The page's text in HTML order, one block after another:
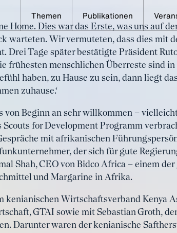
Themen Publikationen
–
Home. Dies war das Erste, was uns auf
warteten. Wir vermuteten, dass dies mit
Drei Tage später bestätigte Präsident
frühesten menschlichen Überreste sind
haben, zu Hause zu sein, dann liegt
zuhause.‘
von Beginn an sehr willkommen –
Scouts for Development Programm
mit afrikanischen
der sich für gute
Shah, CEO von Bidco Africa – einem
und Margarine in Afrika.
kenianischen Wirtschaftsverband Kenya
GTAI sowie mit Sebastian Groth,
Darunter waren der kenianische